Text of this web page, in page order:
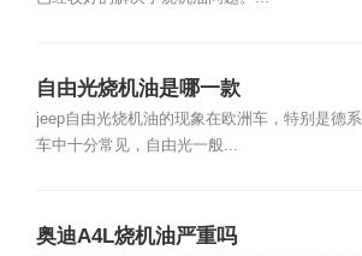
自由光烧机油是哪一款
jeep自由光烧机油的现象在欧洲车，特别是德系
车中十分常见，自由光一般...
奥迪A4L烧机油严重吗